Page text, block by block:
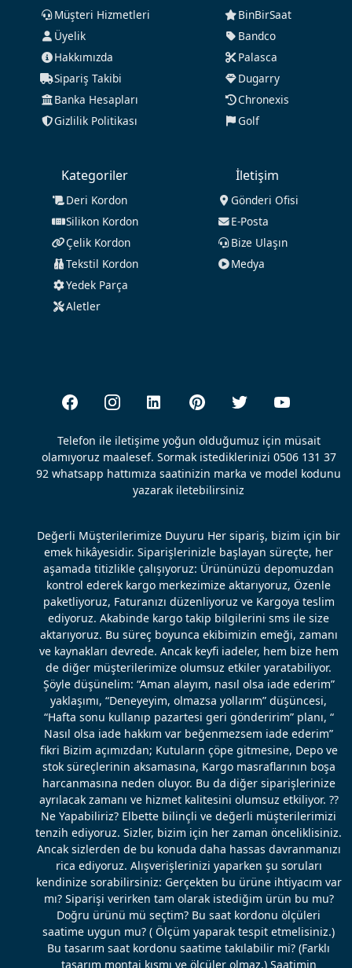
Müşteri Hizmetleri
Üyelik
Hakkımızda
Sipariş Takibi
Banka Hesapları
Gizlilik Politikası
BinBirSaat
Bandco
Palasca
Dugarry
Chronexis
Golf
Kategoriler
Deri Kordon
Silikon Kordon
Çelik Kordon
Tekstil Kordon
Yedek Parça
Aletler
İletişim
Gönderi Ofisi
E-Posta
Bize Ulaşın
Medya
Telefon ile iletişime yoğun olduğumuz için müsait
olamıyoruz maalesef. Sormak istediklerinizi 0506 131 37
92 whatsapp hattımıza saatinizin marka ve model kodunu
yazarak iletebilirsiniz
Değerli Müşterilerimize Duyuru Her sipariş, bizim için bir
emek hikâyesidir. Siparişlerinizle başlayan süreçte, her
aşamada titizlikle çalışıyoruz: Ürününüzü depomuzdan
kontrol ederek kargo merkezimize aktarıyoruz, Özenle
paketliyoruz, Faturanızı düzenliyoruz ve Kargoya teslim
ediyoruz. Akabinde kargo takip bilgilerini sms ile size
aktarıyoruz. Bu süreç boyunca ekibimizin emeği, zamanı
ve kaynakları devrede. Ancak keyfi iadeler, hem bize hem
de diğer müşterilerimize olumsuz etkiler yaratabiliyor.
Şöyle düşünelim: “Aman alayım, nasıl olsa iade ederim”
yaklaşımı, “Deneyeyim, olmazsa yollarım” düşüncesi,
“Hafta sonu kullanıp pazartesi geri gönderirim” planı, “
Nasıl olsa iade hakkım var beğenmezsem iade ederim”
fikri Bizim açımızdan; Kutuların çöpe gitmesine, Depo ve
stok süreçlerinin aksamasına, Kargo masraflarının boşa
harcanmasına neden oluyor. Bu da diğer siparişlerinize
ayrılacak zamanı ve hizmet kalitesini olumsuz etkiliyor. ??
Ne Yapabiliriz? Elbette bilinçli ve değerli müşterilerimizi
tenzih ediyoruz. Sizler, bizim için her zaman önceliklisiniz.
Ancak sizlerden de bu konuda daha hassas davranmanızı
rica ediyoruz. Alışverişlerinizi yaparken şu soruları
kendinize sorabilirsiniz: Gerçekten bu ürüne ihtiyacım var
mı? Siparişi verirken tam olarak istediğim ürün bu mu?
Doğru ürünü mü seçtim? Bu saat kordonu ölçüleri
saatime uygun mu? ( Ölçüm yaparak tespit etmelisiniz.)
Bu tasarım saat kordonu saatime takılabilir mi? (Farklı
tasarım montaj kısmı ve ölçüler olmaz.) Saatimin